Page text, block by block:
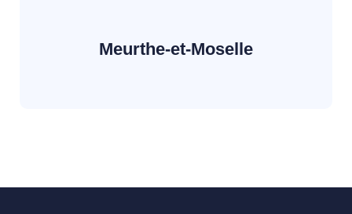
Meurthe-et-Moselle